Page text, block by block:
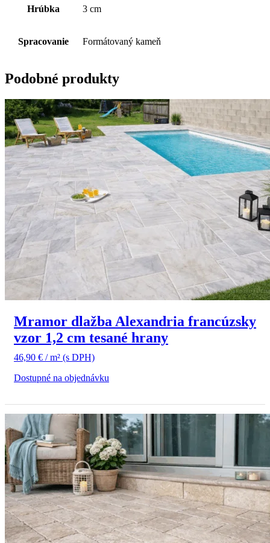
Hrúbka 3 cm
Spracovanie Formátovaný kameň
Podobné produkty
Mramor dlažba Alexandria francúzsky
vzor 1,2 cm tesané hrany
46,90 € / m² (s DPH)
Dostupné na objednávku